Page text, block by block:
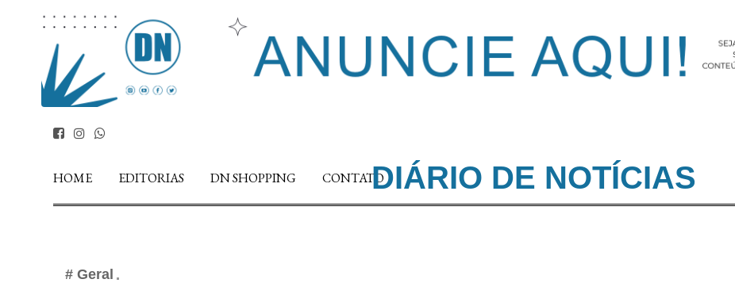
HOME EDITORIAS DN SHOPPING CONTATODIÁRIO DE NOTÍCIAS
# Geral